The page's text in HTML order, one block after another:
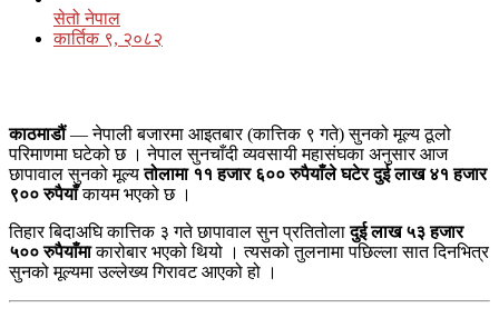
सेतो नेपाल
कार्तिक ९, २०८२
काठमाडौं— नेपाली बजारमा आइतबार (कात्तिक ९ गते) सुनको मूल्य ठूलो
परिमाणमा घटेको छ । नेपाल सुनचाँदी व्यवसायी महासंघका अनुसार आज
छापावाल सुनको मूल्यतोलामा ११ हजार ६०० रुपैयाँले घटेर दुई लाख ४१ हजार
९०० रुपैयाँकायम भएको छ ।
तिहार बिदाअघि कात्तिक ३ गते छापावाल सुन प्रतितोलादुई लाख ५३ हजार
५०० रुपैयाँमाकारोबार भएको थियो । त्यसको तुलनामा पछिल्ला सात दिनभित्र
सुनको मूल्यमा उल्लेख्य गिरावट आएको हो ।